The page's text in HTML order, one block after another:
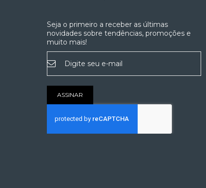
Seja o primeiro a receber as últimas
novidades sobre tendências, promoções e
muito mais!
se
Newsletter:
ASSINAR